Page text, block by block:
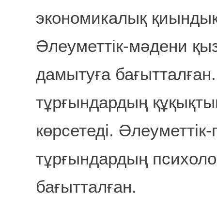
экономикалық
Әлеуметтік-мәдени
дамытуға
тұрғындардың
көрсетеді.
тұрғындардың
бағытталған.